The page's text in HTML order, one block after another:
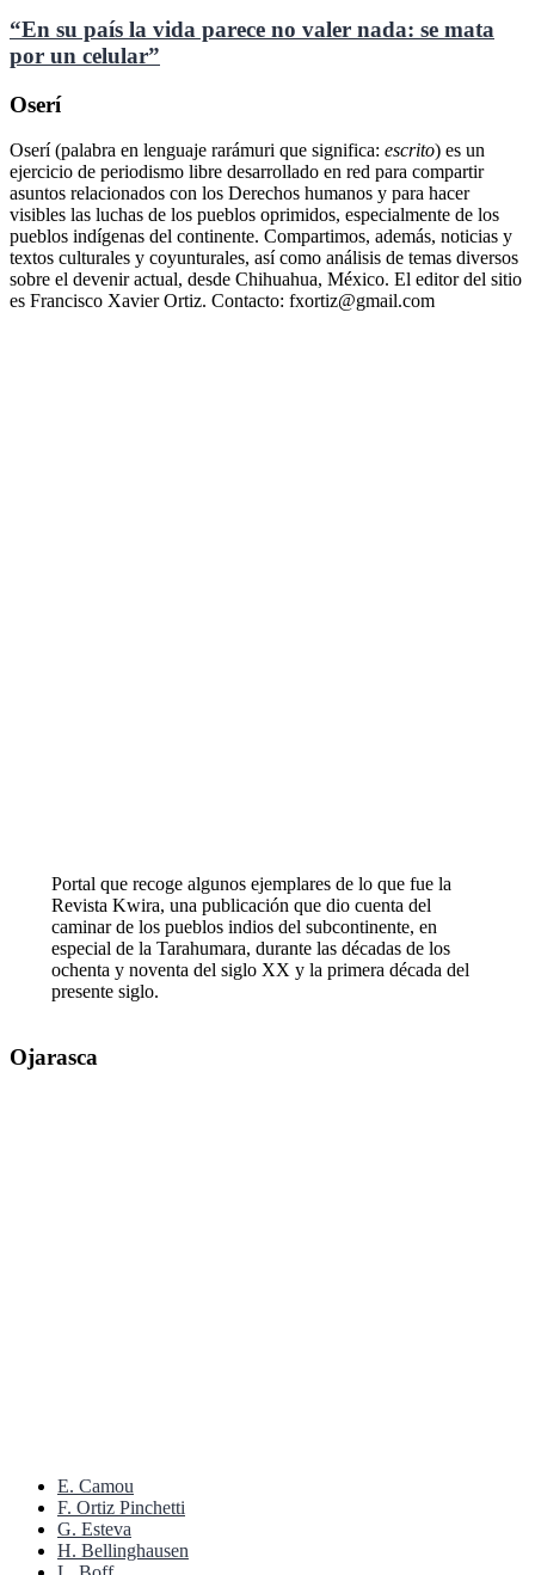
“En su país la vida parece no valer nada: se mata
por un celular”
Oserí
Oserí (palabra en lenguaje rarámuri que significa: escrito) es un
ejercicio de periodismo libre desarrollado en red para compartir
asuntos relacionados con los Derechos humanos y para hacer
visibles las luchas de los pueblos oprimidos, especialmente de los
pueblos indígenas del continente. Compartimos, además, noticias y
textos culturales y coyunturales, así como análisis de temas diversos
sobre el devenir actual, desde Chihuahua, México. El editor del sitio
es Francisco Xavier Ortiz. Contacto: fxortiz@gmail.com
Oserí, 2025
Search
Search